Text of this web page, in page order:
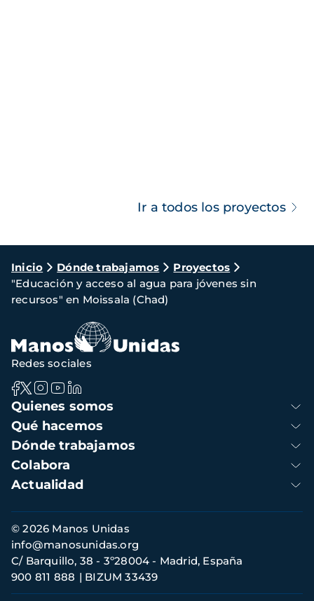
Ir a todos los proyectos
Ruta
de
navegación
Inicio Dónde trabajamos
Proyectos
"Educación y acceso al agua para jóvenes sin
recursos" en Moissala (Chad)
Navegación
principal
Quienes somos
Qué hacemos
Dónde trabajamos
Colabora
Actualidad
Redes sociales
Información
de
contacto
© 2026 Manos Unidas
C/ Barquillo, 38 - 3º28004 - Madrid, España
900 811 888
BIZUM 33439
info@manosunidas.org